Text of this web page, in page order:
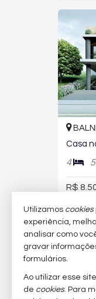
4 5
R$
31
Utilizamos cookies
experiência,
analisar como
gravar
formulários.
Ao utilizar esse
de cookies. Para